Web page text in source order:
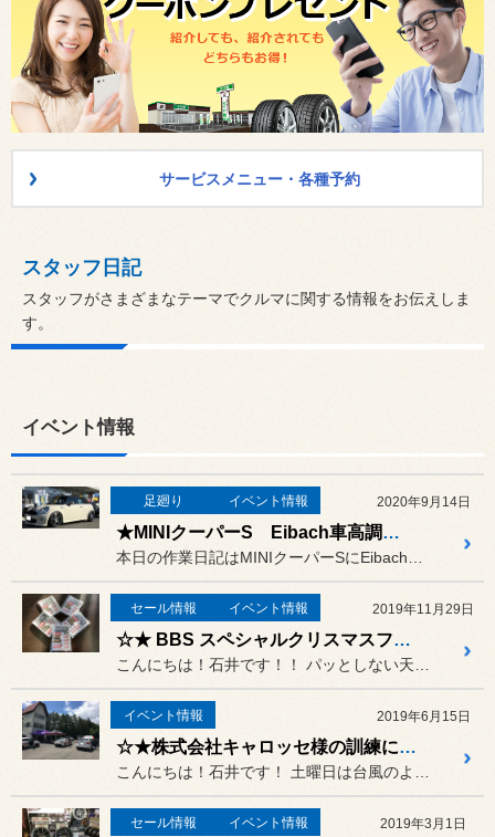
サービスメニュー・各種予約
スタッフ日記
スタッフがさまざまなテーマでクルマに関する情報をお伝えしま
す。
イベント情報
足廻り イベント情報 2020年9月14日
★MINIクーパーS Eibach車高調取り付け★
セール情報 イベント情報 2019年11月29日
☆★ BBS スペシャルクリスマスフェア！！11月30日から開催いたします！！☆★
イベント情報 2019年6月15日
☆★株式会社キャロッセ様の訓練に参加させていただきましたよ♪☆★
セール情報 イベント情報 2019年3月1日